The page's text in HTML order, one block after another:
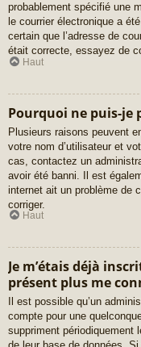
probablement spécifié une
le courrier électronique a
certain que l’adresse de
était correcte, essayez de
Haut
Pourquoi ne puis-je
Plusieurs raisons peuvent
votre nom d’utilisateur et
cas, contactez un
avoir été banni. Il est
internet ait un problème de
corriger.
Haut
Je m’étais déjà
présent plus me
Il est possible qu’un
compte pour une
suppriment périodiquement